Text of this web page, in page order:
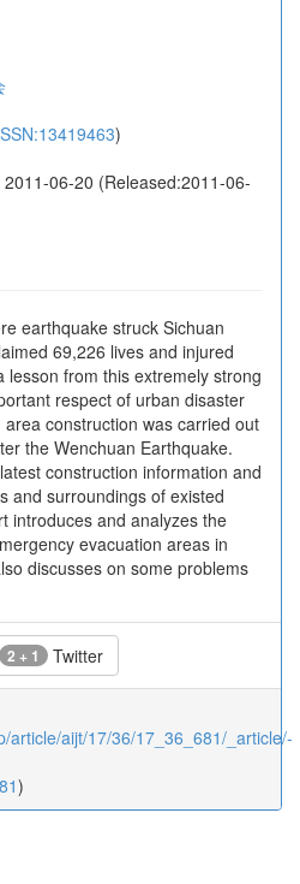
)
06-20 (Released:2011-06-
earthquake struck Sichuan
69,226 lives and injured
lesson from this extremely strong
respect of urban disaster
construction was carried out
the Wenchuan Earthquake.
construction information and
and surroundings of existed
introduces and analyzes the
evacuation areas in
discusses on some problems
2 + 1 Twitter
article/aijt/17/36/17_36_681/_article/-
)